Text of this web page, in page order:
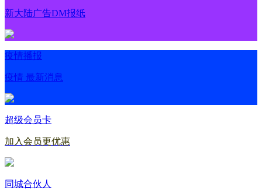
新大陆广告DM报纸
疫情播报
疫情 最新消息
超级会员卡
加入会员更优惠
同城合伙人